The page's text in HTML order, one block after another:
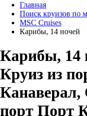
Главная
Поиск круизов по
MSC Cruises
Карибы, 14 ночей
Карибы, 14
Круиз из
порт Порт